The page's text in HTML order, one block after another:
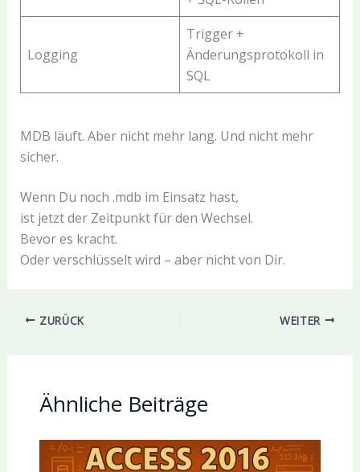
Logging
Trigger +
Änderungsprotokoll in
SQL
MDB läuft. Aber nicht mehr lang. Und nicht mehr
sicher.
Wenn Du noch .mdb im Einsatz hast,
ist jetzt der Zeitpunkt für den Wechsel.
Bevor es kracht.
Oder verschlüsselt wird – aber nicht von Dir.
ZURÜCK WEITER
Ähnliche Beiträge